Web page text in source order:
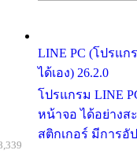
LINE PC (โปรแ
ได้เอง) 26.2.0
โปรแกรม LINE
หน้าจอ ได้อย่างส
สติกเกอร์ มีการอั